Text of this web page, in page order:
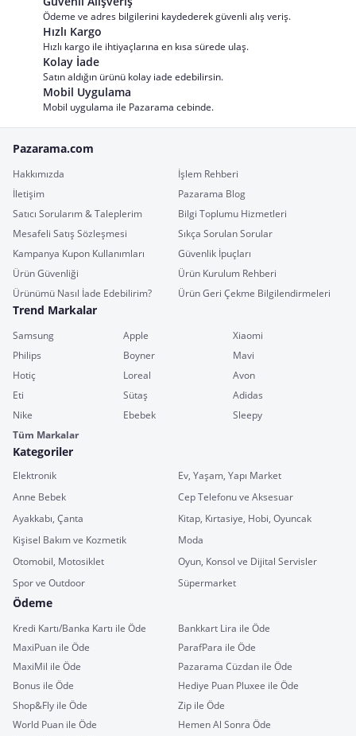
Ödeme ve adres bilgilerini kaydederek güvenli alış veriş.
Hızlı Kargo
Hızlı kargo ile ihtiyaçlarına en kısa sürede ulaş.
Kolay İade
Satın aldığın ürünü kolay iade edebilirsin.
Mobil Uygulama
Mobil uygulama ile Pazarama cebinde.
Pazarama.com
Hakkımızda
İşlem Rehberi
İletişim
Pazarama Blog
Satıcı Sorularım & Taleplerim
Bilgi Toplumu Hizmetleri
Mesafeli Satış Sözleşmesi
Sıkça Sorulan Sorular
Kampanya Kupon Kullanımları
Güvenlik İpuçları
Ürün Güvenliği
Ürün Kurulum Rehberi
Ürünümü Nasıl İade Edebilirim?
Ürün Geri Çekme Bilgilendirmeleri
Trend Markalar
Samsung Apple
Xiaomi
Philips
Boyner
Mavi
Hotiç
Loreal
Avon
Eti
Sütaş
Adidas
Nike
Ebebek
Sleepy
Tüm Markalar
Kategoriler
Elektronik
Ev, Yaşam, Yapı Market
Anne Bebek
Cep Telefonu ve Aksesuar
Ayakkabı, Çanta
Kitap, Kırtasiye, Hobi, Oyuncak
Kişisel Bakım ve Kozmetik
Moda
Otomobil, Motosiklet
Oyun, Konsol ve Dijital Servisler
Spor ve Outdoor
Süpermarket
Ödeme
Kredi Kartı/Banka Kartı ile Öde
Bankkart Lira ile Öde
MaxiPuan ile Öde
ParafPara ile Öde
MaxiMil ile Öde
Pazarama Cüzdan ile Öde
Bonus ile Öde
Hediye Puan Pluxee ile Öde
Shop&Fly ile Öde
Zip ile Öde
World Puan ile Öde
Hemen Al Sonra Öde